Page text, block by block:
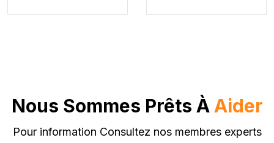
Nous Sommes Prêts ÀAider
Pour information Consultez nos membres experts